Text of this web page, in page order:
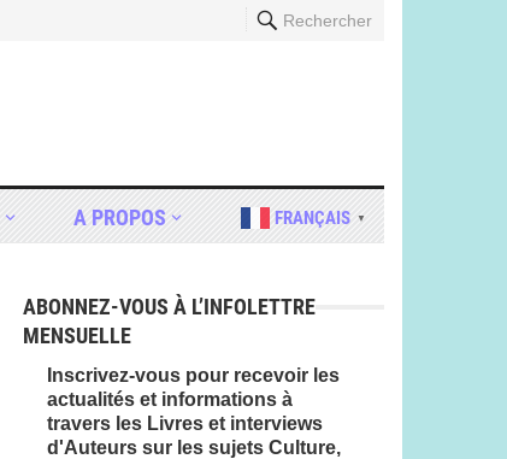
Rechercher
A PROPOS FRANÇAIS ▼
ABONNEZ-VOUS À L’INFOLETTRE
MENSUELLE
Inscrivez-vous pour recevoir les
actualités et informations à
travers les Livres et interviews
d'Auteurs sur les sujets Culture,